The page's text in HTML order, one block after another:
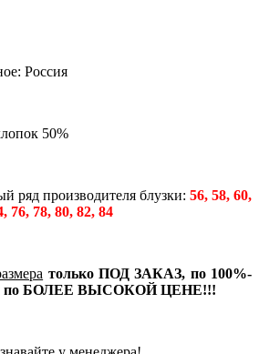
Россия
50%
ряд производителя блузки: 56, 58, 60,
76, 78, 80, 82, 84
только ПОД ЗАКАЗ, по 100%-
по БОЛЕЕ ВЫСОКОЙ ЦЕНЕ!!!